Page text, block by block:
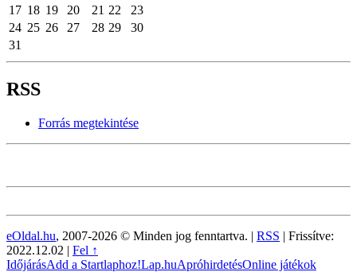
17 18 19 20 21 22
23
24 25 26 27 28 29
30
31
RSS
Forrás megtekintése
eOldal.hu, 2007-2026 © Minden jog fenntartva. | RSS | Frissítve:
2022.12.02 | Fel ↑
IdőjárásAdd a Startlaphoz!Lap.huApróhirdetésOnline játékok